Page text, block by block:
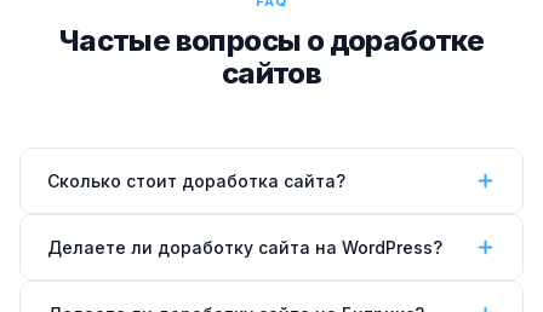
Частые вопросы о доработке
сайтов
Сколько стоит доработка сайта?
Небольшие правки (исправление вёрстки,
добавление блока) —от 5 000 ₽. Новый раздел или
Делаете ли доработку сайта на WordPress?